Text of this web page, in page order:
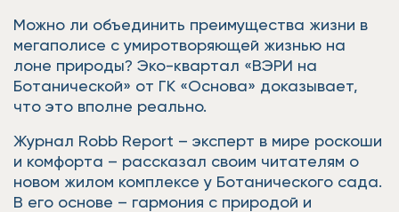
Можно ли объединить преимущества жизни в
мегаполисе с умиротворяющей жизнью на
лоне природы? Эко-квартал «ВЭРИ на
Ботанической» от ГК «Основа» доказывает,
что это вполне реально.
Журнал Robb Report – эксперт в мире роскоши
и комфорта – рассказал своим читателям о
новом жилом комплексе у Ботанического сада.
В его основе – гармония с природой и